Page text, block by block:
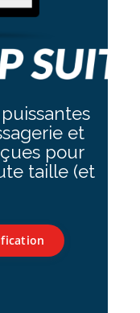
et
pour
taille (et